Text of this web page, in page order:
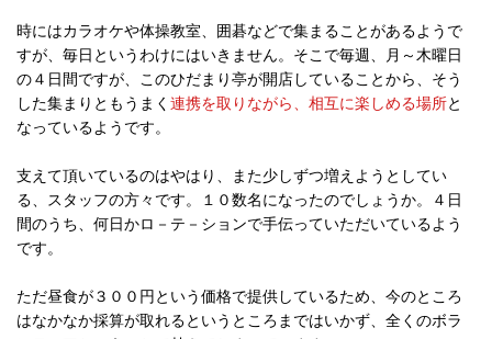
時にはカラオケや体操教室、囲碁などで集まることがあるようで
すが、毎日というわけにはいきません。そこで毎週、月～木曜日
の４日間ですが、このひだまり亭が開店していることから、そう
した集まりともうまく 連携を取りながら、相互に楽しめる場所と
なっているようです。
支えて頂いているのはやはり、また少しずつ増えようとしてい
る、スタッフの方々です。１０数名になったのでしょうか。４日
間のうち、何日かロ－テ－ションで手伝っていただいているよう
です。
ただ昼食が３００円という価格で提供しているため、今のところ
はなかなか採算が取れるというところまではいかず、全くのボラ